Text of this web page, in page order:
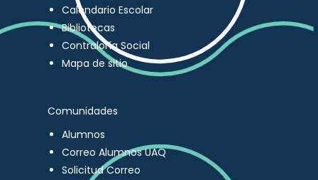
Calendario Escolar
Bibliotecas
Contraloría Social
Mapa de sitio
Comunidades
Alumnos
Correo Alumnos UAQ
Solicitud Correo